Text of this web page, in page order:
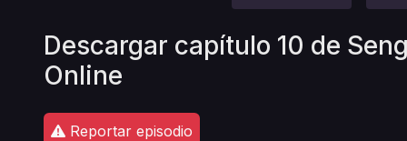
Descargar capítulo 10 de
Online
Reportar episodio